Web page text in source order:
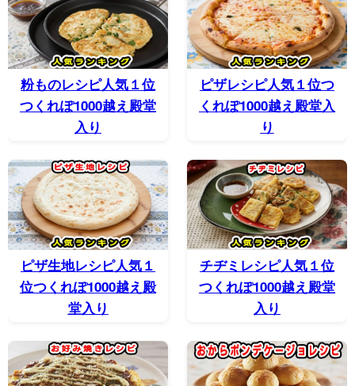
粉ものレシピ人気１位
つくれぽ1000越え殿堂
入り
ピザレシピ人気１位つ
くれぽ1000越え殿堂入
り
ピザ生地レシピ人気１
位つくれぽ1000越え殿
堂入り
チヂミレシピ人気１位
つくれぽ1000越え殿堂
入り